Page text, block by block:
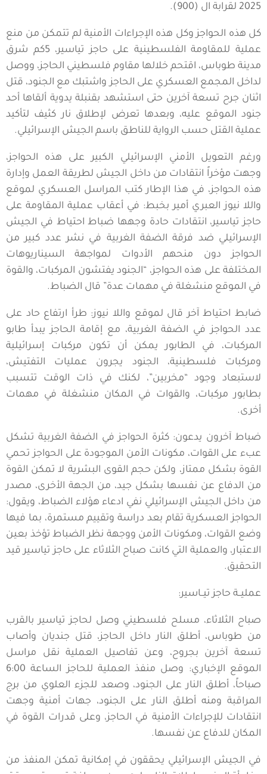
2025 لقرابة ال (900).
كل هذه الحواجز وكل هذه الإجراءات الأمنية لم تتمكن من منع
عملية للمقاومة الفلسطينية على حاجز تياسير، 5كم شرق
مدينة طوباس، اقتحم خلالها مقاوم فلسطيني الحاجز، ووصل
لداخل المجمع العسكري على الحاجز واشتبك مع الجنود، قتل
اثنان جرح تسعة آخرين حتى استشهد بقنبلة يدوية ألقاها أحد
جنود الموقع عليه، وبعدها تعرض لإطلاق نار كثيف لتأكيد
عملية القتل حسب الرواية للناطق باسم الجيش الإسرائيلي.
ورغم التعويل الأمني الإسرائيلي الكبير على هذه الحواجز،
وجهت مؤخراً انتقادات من داخل الجيش لطريقة العمل وإدارة
هذه الحواجز، في هذا الإطار كتب المراسل العسكري لموقع
واللا نيوز العبري أمير بخبط: في أعقاب عملية المقاومة على
حاجز تياسير، انتقادات حادة وجهها ضباط احتياط في الجيش
الإسرائيلي ضد فرقة الضفة الغربية في نشر عدد كبير من
الحواجز دون منحهم الأدوات لمواجهة السيناريوهات
المختلفة على هذه الحواجز، “الجنود يفتشون المركبات، والقوة
في الموقع منشغلة في مهمات عدة” قال الضباط.
ضابط احتياط آخر قال لموقع واللا نيوز: طرأ ارتفاع حاد على
عدد الحواجز في الضفة الغربية، مع إقامة الحاجز يبدأ طابو
المركبات، في الطابور يمكن أن تكون مركبات إسرائيلية
ومركبات فلسطينية، الجنود يجرون عمليات التفتيش،
لاستبعاد وجود “مخربين”، لكنك في ذات الوقت تتسبب
بطابور مركبات، والقوات في المكان منشغلة في مهمات
أخرى.
ضباط آخرون يدعون: كثرة الحواجز في الضفة الغربية تشكل
عبء على القوات، مكونات الأمن الموجودة على الحواجز تحمي
القوة بشكل ممتاز، ولكن حجم القوى البشرية لا تمكن القوة
من الدفاع عن نفسها بشكل جيد، من الجهة الأخرى، مصدر
من داخل الجيش الإسرائيلي نفي ادعاء هؤلاء الضباط، ويقول:
الحواجز العسكرية تقام بعد دراسة وتقييم مستمرة، بما فيها
وضع القوات، ومكونات الأمن ووجهة نظر الضباط تؤخذ بعين
الاعتبار، والعملية التي كانت صباح الثلاثاء على حاجز تياسير قيد
التحقيق.
عمليــة حاجز تيــاسير:
صباح الثلاثاء، مسلح فلسطيني وصل لحاجز تياسير بالقرب
من طوباس، أطلق النار داخل الحاجز، قتل جنديان وأصاب
تسعة آخرين بجروح، وعن تفاصيل العملية نقل مراسل
الموقع الإخباري: وصل منفذ العملية للحاجز الساعة 6:00
صباحاً، أطلق النار على الجنود، وصعد للجزء العلوي من برج
المراقبة ومنه أطلق النار على الجنود، جهات أمنية وجهت
انتقادات للإجراءات الأمنية في الحاجز، وعلى قدرات القوة في
المكان للدفاع عن نفسها.
في الجيش الإسرائيلي يحققون في إمكانية تمكن المنفذ من